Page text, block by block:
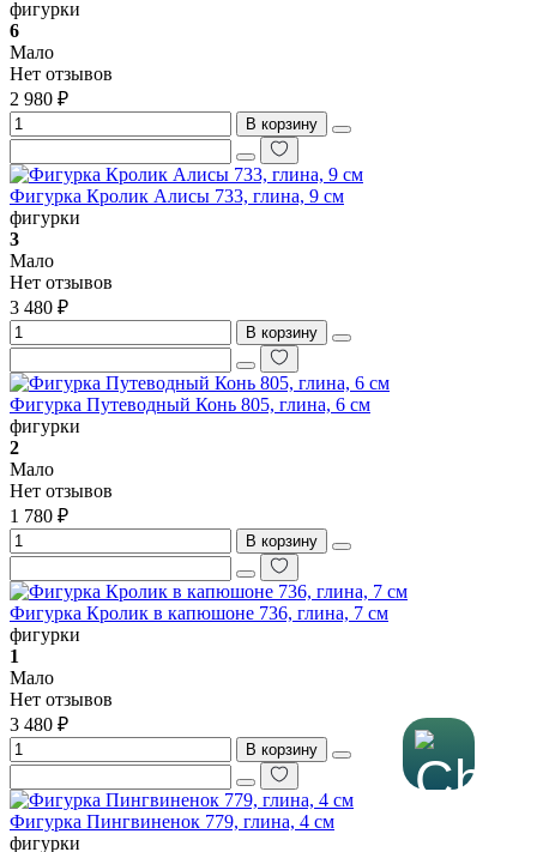
фигурки
6
Мало
Нет отзывов
2 980 ₽
В корзину
Фигурка Кролик Алисы 733, глина, 9 см
фигурки
3
Мало
Нет отзывов
3 480 ₽
В корзину
Фигурка Путеводный Конь 805, глина, 6 см
фигурки
2
Мало
Нет отзывов
1 780 ₽
В корзину
Фигурка Кролик в капюшоне 736, глина, 7 см
фигурки
1
Мало
Нет отзывов
3 480 ₽
В корзину
Фигурка Пингвиненок 779, глина, 4 см
фигурки